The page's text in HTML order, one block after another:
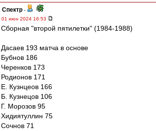
Спектр -
01 июн 2024 16:53
Сборная "второй пятилетки" (1984-1988)
Дасаев 193 матча в основе
Бубнов 186
Черенков 173
Родионов 171
Е. Кузнцеов 166
Б. Кузнецов 106
Г. Морозов 95
Хидиятуллин 75
Сочнов 71